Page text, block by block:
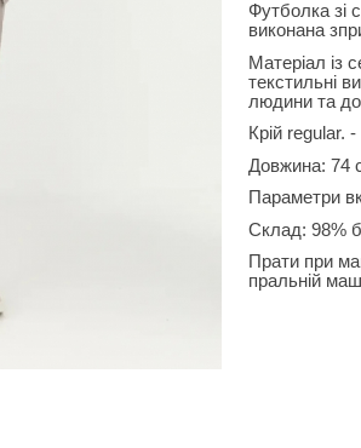
Футболка зі
виконана
Матеріал із
текстильні
людини та
Крій regular.
Довжина: 74
Параметри
Склад: 98%
Прати при
пральній